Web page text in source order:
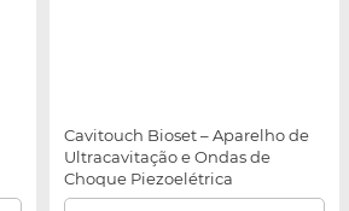
Cavitouch Bioset – Aparelho de
Ultracavitação e Ondas de
Choque Piezoelétrica